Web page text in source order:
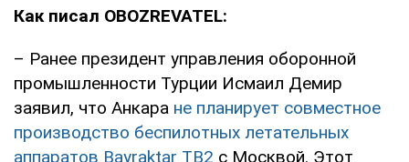
Как писал OBOZREVATEL:
– Ранее президент управления оборонной
промышленности Турции Исмаил Демир
заявил, что Анкара не планирует совместное
производство беспилотных летательных
аппаратов Bayraktar TB2 с Москвой. Этот